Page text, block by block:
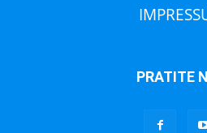
PRATITE